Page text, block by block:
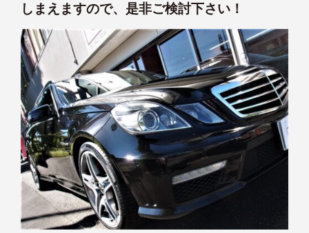
しまえますので、是非ご検討下さい！